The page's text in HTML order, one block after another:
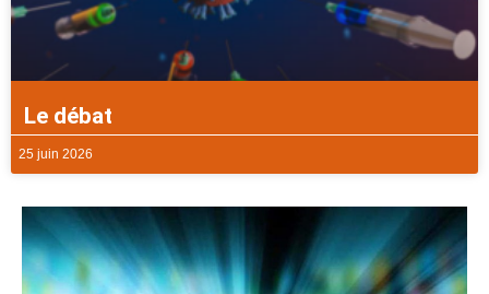
Le débat
25 juin 2026